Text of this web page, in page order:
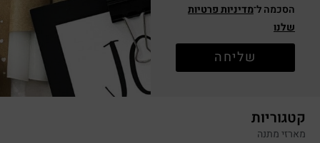
הסכמה ל־מדיניות פרטיות
שלנו
שליחה
קטגוריות
מארזי מתנה